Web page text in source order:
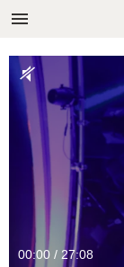
00:00 / 27:08